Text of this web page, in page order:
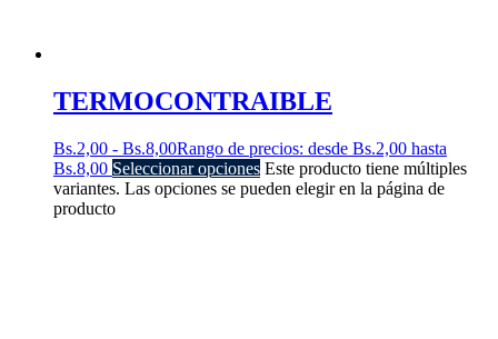
TERMOCONTRAIBLE
Bs.2,00 - Bs.8,00Rango de precios: desde Bs.2,00 hasta
Bs.8,00 Seleccionar opciones Este producto tiene múltiples
variantes. Las opciones se pueden elegir en la página de
producto